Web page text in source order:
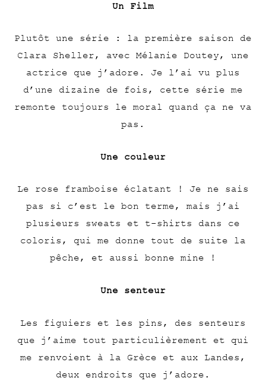
Un Film
Plutôt une série : la première saison de
Clara Sheller, avec Mélanie Doutey, une
actrice que j’adore. Je l’ai vu plus
d’une dizaine de fois, cette série me
remonte toujours le moral quand ça ne va
pas.
Une couleur
Le rose framboise éclatant ! Je ne sais
pas si c’est le bon terme, mais j’ai
plusieurs sweats et t-shirts dans ce
coloris, qui me donne tout de suite la
pêche, et aussi bonne mine !
Une senteur
Les figuiers et les pins, des senteurs
que j’aime tout particulièrement et qui
me renvoient à la Grèce et aux Landes,
deux endroits que j’adore.